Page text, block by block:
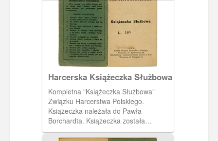
do wpisów dotyczących stanu zdrowia
właściciela książeczki.
Harcerska Książeczka Służbowa
Kompletna "Książeczka Służbowa"
Związku Harcerstwa Polskiego.
Książeczka należała do Pawła
Borchardta. Książeczka została
wystawiona 19 czerwca 1937 roku